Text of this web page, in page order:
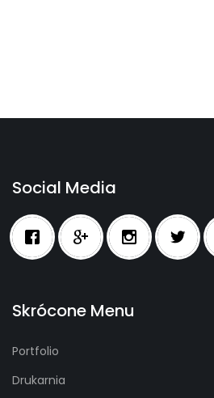
Social Media
Skrócone Menu
Portfolio
Drukarnia